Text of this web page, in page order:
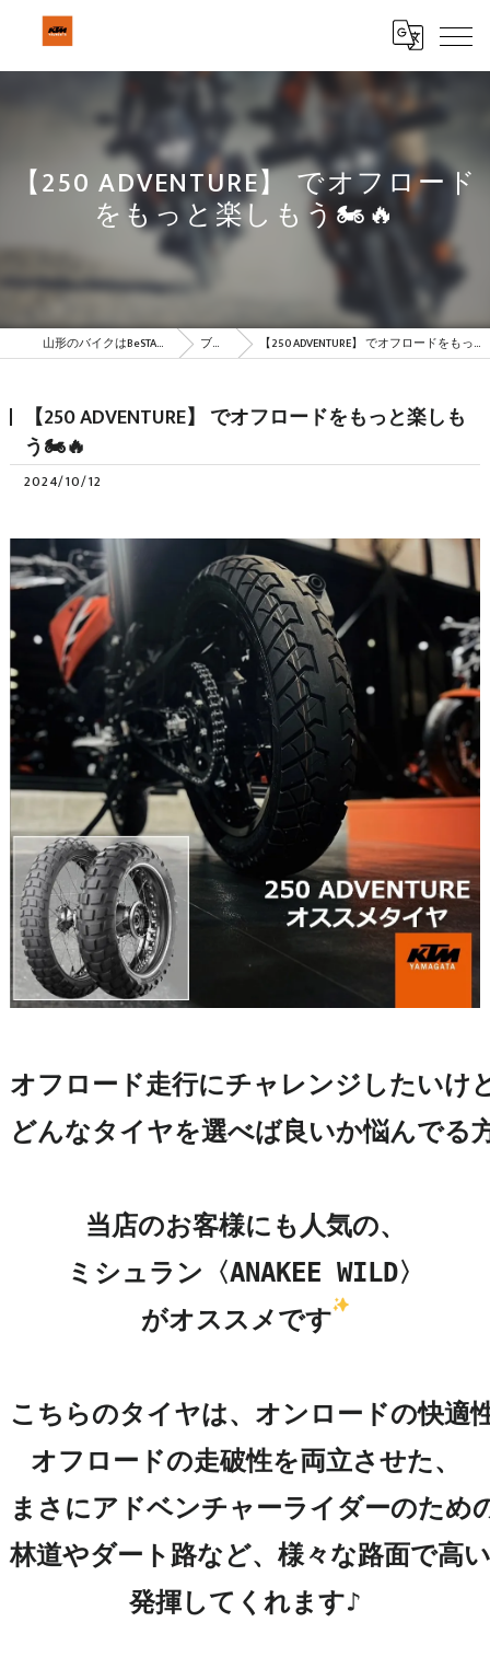
【250 ADVENTURE】 でオフロード
をもっと楽しもう🏍🔥
山形のバイクはBeSTAR株式会社 ブログ 【250 ADVENTURE】 でオフロードをもっと楽しもう🏍🔥
【250 ADVENTURE】 でオフロードをもっと楽しも
う🏍🔥
2024/10/12
オフロード走行にチャレンジしたいけ
どんなタイヤを選べば良いか悩んでる
当店のお客様にも人気の、
ミシュラン〈ANAKEE WILD〉
がオススメです
こちらのタイヤは、オンロードの快適
オフロードの走破性を両立させた、
まさにアドベンチャーライダーのため
林道やダート路など、様々な路面で高
発揮してくれます♪